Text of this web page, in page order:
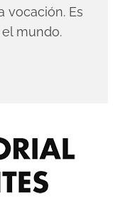
vocación. Es
mundo.